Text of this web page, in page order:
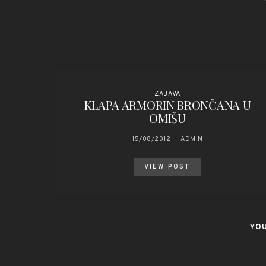
ZABAVA
KLAPA ARMORIN BRONČANA U
OMIŠU
15/08/2012 ADMIN
VIEW POST